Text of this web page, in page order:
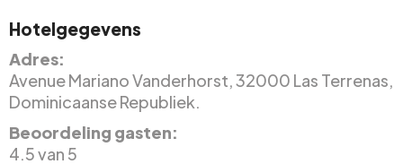
Hotelgegevens
Adres:
Avenue Mariano Vanderhorst, 32000 Las Terrenas,
Dominicaanse Republiek.
Beoordeling gasten:
4.5 van 5